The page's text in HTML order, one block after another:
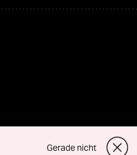
Gerade nicht